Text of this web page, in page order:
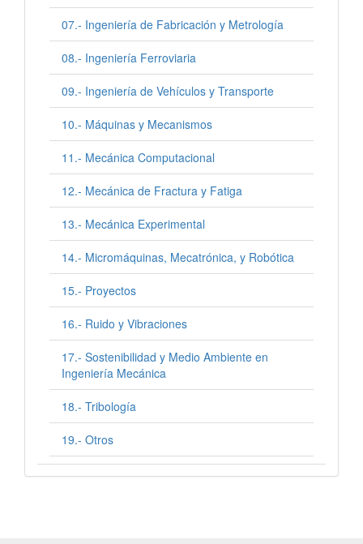
07.- Ingeniería de Fabricación y Metrología
08.- Ingeniería Ferroviaria
09.- Ingeniería de Vehículos y Transporte
10.- Máquinas y Mecanismos
11.- Mecánica Computacional
12.- Mecánica de Fractura y Fatiga
13.- Mecánica Experimental
14.- Micromáquinas, Mecatrónica, y Robótica
15.- Proyectos
16.- Ruido y Vibraciones
17.- Sostenibilidad y Medio Ambiente en
Ingeniería Mecánica
18.- Tribología
19.- Otros